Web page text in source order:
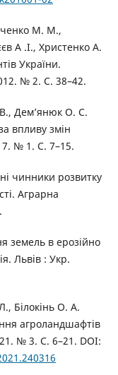
М. М.,
А .І., Христенко А.
України.
№ 2. С. 38–42.
Дем’янюк О. С.
впливу змін
№ 1. С. 7–15.
чинники розвитку
Аграрна
земель в ерозійно
Львів : Укр.
Білокінь О. А.
агроландшафтів
№ 3. С. 6–21. DOI: